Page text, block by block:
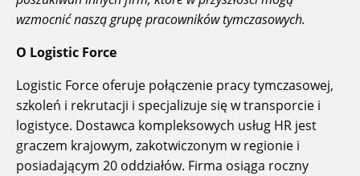
wzmocnić naszą grupę pracowników tymczasowych.
O Logistic Force
Logistic Force oferuje połączenie pracy tymczasowej,
szkoleń i rekrutacji i specjalizuje się w transporcie i
logistyce. Dostawca kompleksowych usług HR jest
graczem krajowym, zakotwiczonym w regionie i
posiadającym 20 oddziałów. Firma osiąga roczny